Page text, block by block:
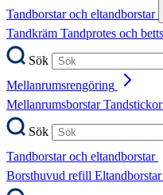
Tandborstar och eltandborstar
Tandkräm Tandprotes och
Sök
Mellanrumsrengöring
MellanrumsborstarTandstickor
Sök
Tandborstar och eltandborstar
Borsthuvud refill Eltandborstar